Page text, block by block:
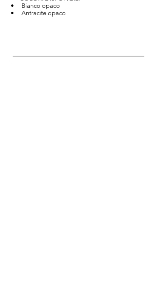
• Bianco opaco
• Antracite opaco